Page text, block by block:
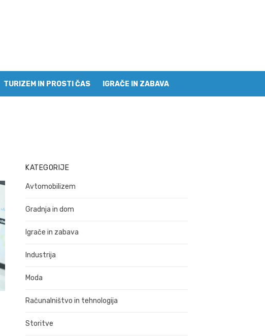
TURIZEM IN PROSTI ČAS IGRAČE IN ZABAVA
KATEGORIJE
Avtomobilizem
Gradnja in dom
Igrače in zabava
Industrija
Moda
Računalništvo in tehnologija
Storitve